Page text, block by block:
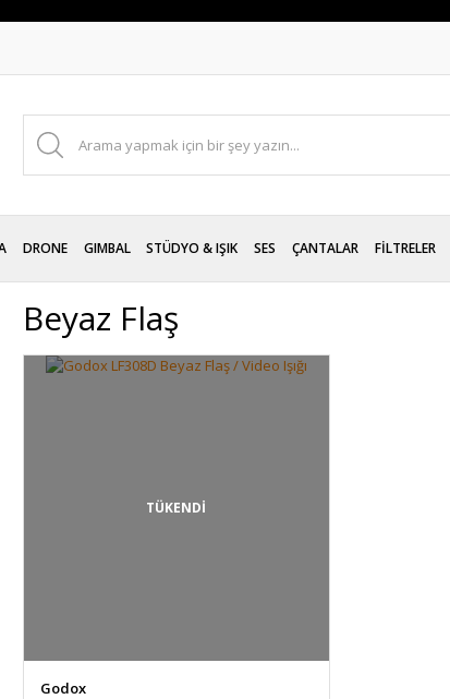
DRONE GIMBAL STÜDYO & IŞIK SES ÇANTALAR FİLTRELER
Beyaz Flaş
TÜKENDİ
Godox